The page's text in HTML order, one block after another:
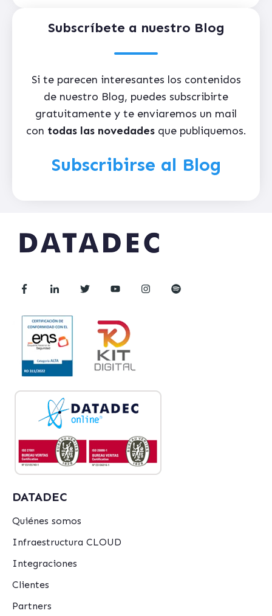
Subscríbete a nuestro Blog
Si te parecen interesantes los contenidos
de nuestro Blog, puedes subscribirte
gratuitamente y te enviaremos un mail
con todas las novedadesque publiquemos.
Subscribirse al Blog
DATADEC
Quiénes somos
Infraestructura CLOUD
Integraciones
Clientes
Partners